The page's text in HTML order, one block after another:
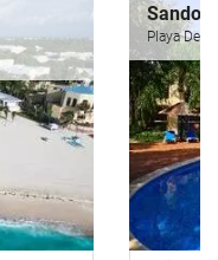
Playa Del